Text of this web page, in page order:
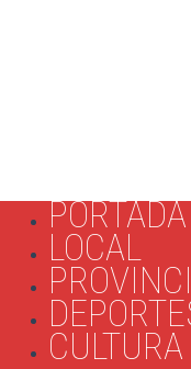
PORTADA
LOCAL
CULTURA